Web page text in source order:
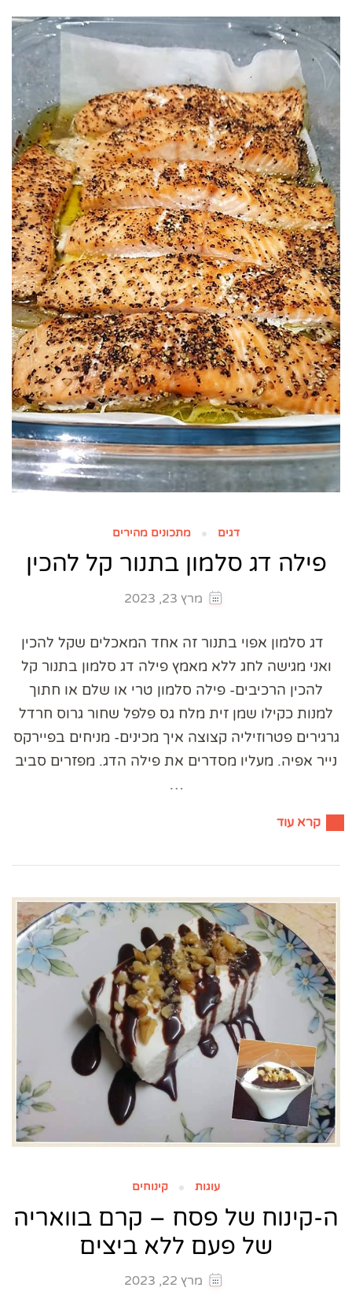
דגים מתכונים מהירים
פילה דג סלמון בתנור קל להכין
מרץ 23, 2023
דג סלמון אפוי בתנור זה אחד המאכלים שקל להכין
ואני מגישה לחג ללא מאמץ פילה דג סלמון בתנור קל
להכין הרכיבים- פילה סלמון טרי או שלם או חתוך
למנות כקילו שמן זית מלח גס פלפל שחור גרוס חרדל
גרגירים פטרוזיליה קצוצה איך מכינים- מניחים בפיירקס
נייר אפיה. מעליו מסדרים את פילה הדג. מפזרים סביב
…
קרא עוד
עוגות קינוחים
ה-קינוח של פסח – קרם בוואריה
של פעם ללא ביצים
מרץ 22, 2023